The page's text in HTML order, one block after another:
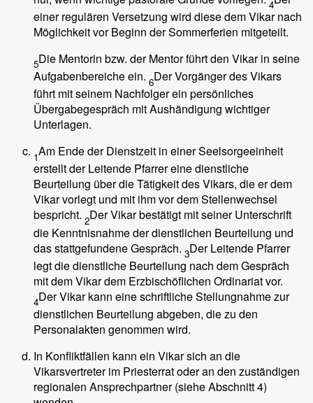
4
einer regulären Versetzung wird diese dem Vikar nach
Möglichkeit vor Beginn der Sommerferien mitgeteilt.
5Die Mentorin bzw. der Mentor führt den Vikar in seine
Aufgabenbereiche ein. 6Der Vorgänger des Vikars
führt mit seinem Nachfolger ein persönliches
Übergabegespräch mit Aushändigung wichtiger
Unterlagen.
1Am Ende der Dienstzeit in einer Seelsorgeeinheit
erstellt der Leitende Pfarrer eine dienstliche
Beurteilung über die Tätigkeit des Vikars, die er dem
Vikar vorlegt und mit ihm vor dem Stellenwechsel
bespricht. 2Der Vikar bestätigt mit seiner Unterschrift
die Kenntnisnahme der dienstlichen Beurteilung und
das stattgefundene Gespräch. 3Der Leitende Pfarrer
legt die dienstliche Beurteilung nach dem Gespräch
mit dem Vikar dem Erzbischöflichen Ordinariat vor.
4Der Vikar kann eine schriftliche Stellungnahme zur
dienstlichen Beurteilung abgeben, die zu den
Personalakten genommen wird.
In Konfliktfällen kann ein Vikar sich an die
Vikarsvertreter im Priesterrat oder an den zuständigen
regionalen Ansprechpartner (siehe Abschnitt 4)